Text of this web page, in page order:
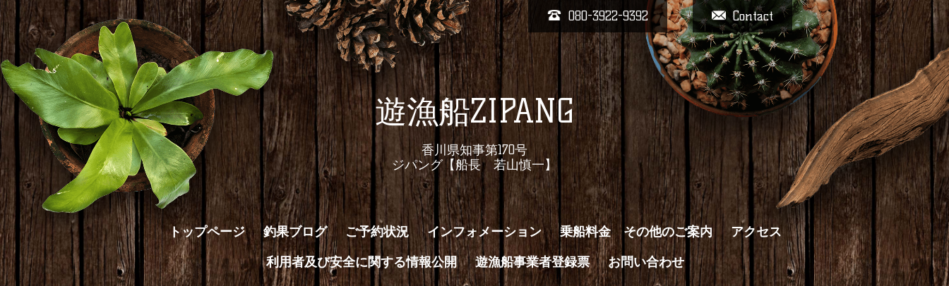
Contact
080-3922-9392
遊漁船ZIPANG
香川県知事第170号
ジパング【船長 若山慎一】
トップページ 釣果ブログ ご予約状況 インフォメーション 乗船料金 その他のご案内
アクセス
利用者及び安全に関する情報公開
遊漁船事業者登録票 お問い合わせ